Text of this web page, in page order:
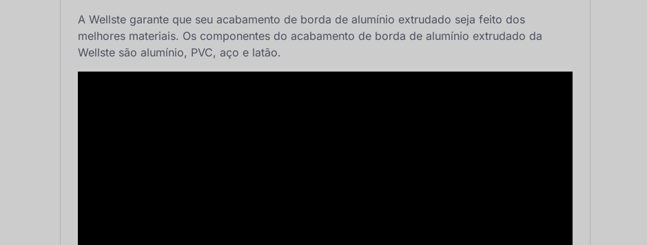
A Wellste garante que seu acabamento de borda de alumínio extrudado seja feito dos
melhores materiais. Os componentes do acabamento de borda de alumínio extrudado da
Wellste são alumínio, PVC, aço e latão.